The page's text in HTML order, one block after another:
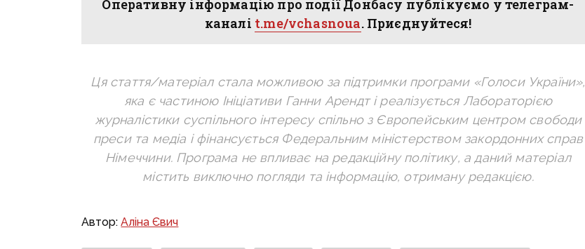
Оперативну інформацію про події Донбасу публікуємо у телеграм-
каналі t.me/vchasnoua. Приєднуйтеся!
Ця стаття/матеріал стала можливою за підтримки програми «Голоси України»,
яка є частиною Ініціативи Ганни Арендт і реалізується Лабораторією
журналістики суспільного інтересу спільно з Європейським центром свободи
преси та медіа і фінансується Федеральним міністерством закордонних справ
Німеччини. Програма не впливає на редакційну політику, а даний матеріал
містить виключно погляди та інформацію, отриману редакцією.
Автор:Аліна Євич